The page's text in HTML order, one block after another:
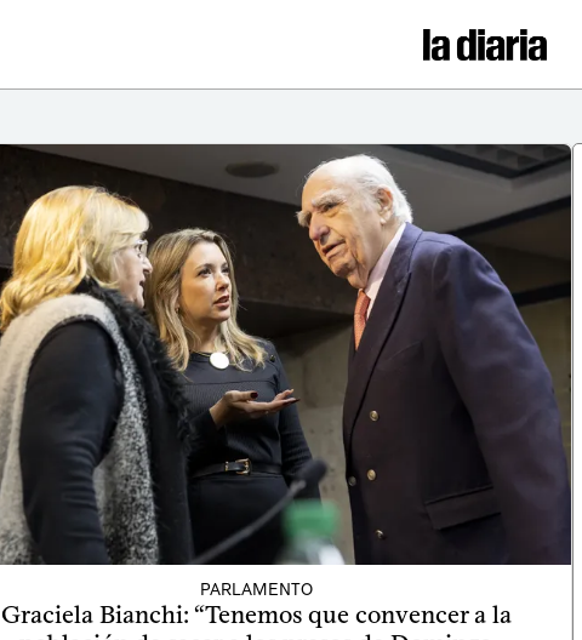
PARLAMENTO
Graciela Bianchi: “Tenemos que convencer a la